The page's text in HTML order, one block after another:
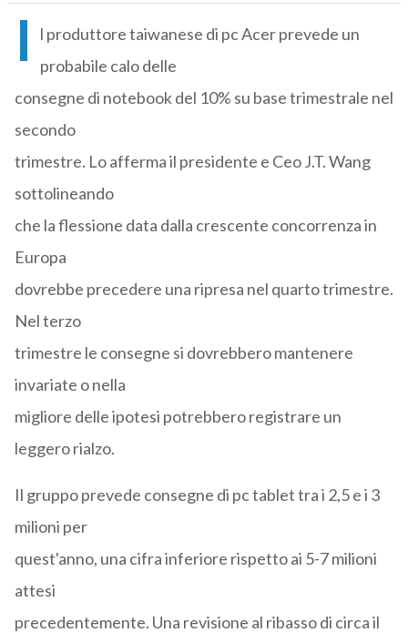
I
l produttore taiwanese di pc Acer prevede un
probabile calo delle
consegne di notebook del 10% su base trimestrale nel
secondo
trimestre. Lo afferma il presidente e Ceo J.T. Wang
sottolineando
che la flessione data dalla crescente concorrenza in
Europa
dovrebbe precedere una ripresa nel quarto trimestre.
Nel terzo
trimestre le consegne si dovrebbero mantenere
invariate o nella
migliore delle ipotesi potrebbero registrare un
leggero rialzo.
Il gruppo prevede consegne di pc tablet tra i 2,5 e i 3
milioni per
quest'anno, una cifra inferiore rispetto ai 5-7 milioni
attesi
precedentemente. Una revisione al ribasso di circa il